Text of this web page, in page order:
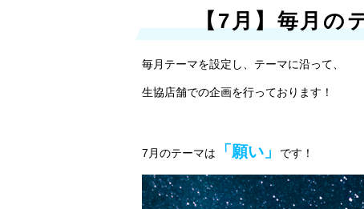
【7月】毎月の
毎月テーマを設定し、テーマに沿って、
生協店舗での企画を行っております！
7月のテーマは 「願い」 です！